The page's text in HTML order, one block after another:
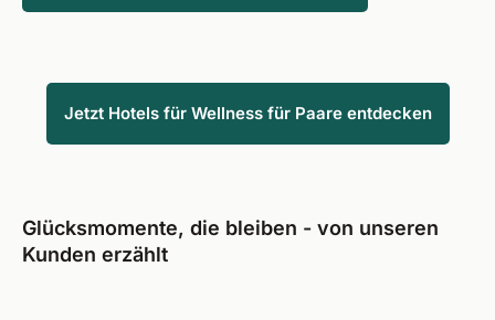
Jetzt Hotels für Wellness für Paare entdecken
Glücksmomente, die bleiben - von unseren
Kunden erzählt